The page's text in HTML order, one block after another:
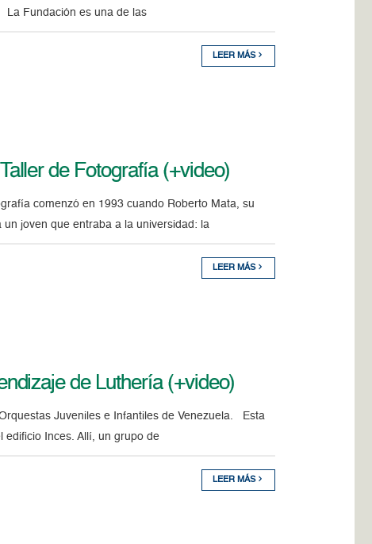
La Fundación es una de las
LEER MÁS
de Fotografía (+video)
comenzó en 1993 cuando Roberto Mata, su
joven que entraba a la universidad: la
LEER MÁS
de Luthería (+video)
Juveniles e Infantiles de Venezuela. Esta
edificio Inces. Allí, un grupo de
LEER MÁS